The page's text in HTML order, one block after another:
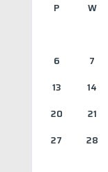
P W
6
7
13
14
20
21
27
28